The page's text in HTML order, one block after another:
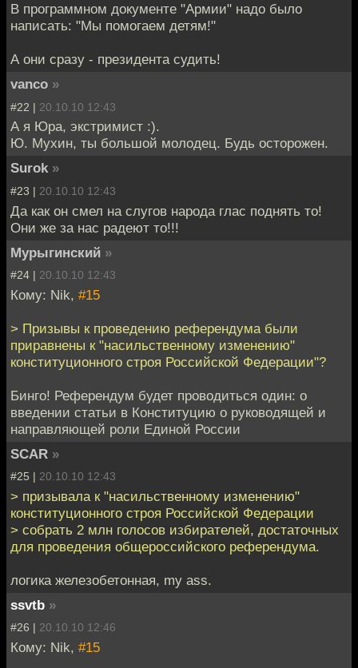
В программном документе "Армии" надо было
написать: "Мы помогаем детям!"
А они сразу - президента судить!
vanco »
#22 | 20.10.10 12:43
А я Юра, экстримист :).
Ю. Мухин, ты большой молодец. Будь осторожен.
Surok »
#23 | 20.10.10 12:43
Да как он смел на слугов народа глас поднять то!
Они же за нас радеют то!!!
Мурыгинский »
#24 | 20.10.10 12:43
Кому: Nik, #15
> Призывы к проведению референдума были
приравнены к "насильственному изменению"
конституционного строя Российской Федерации"?
Бинго! Референдум будет проводиться один: о
введении статьи в Конституцию о руководящей и
направляющей роли Единой России
SCAR »
#25 | 20.10.10 12:43
> призывала к "насильственному изменению"
конституционного строя Российской Федерации
> собрать 2 млн голосов избирателей, достаточных
для проведения общероссийского референдума.
логика железобетонная, my ass.
ssvtb »
#26 | 20.10.10 12:46
Кому: Nik, #15